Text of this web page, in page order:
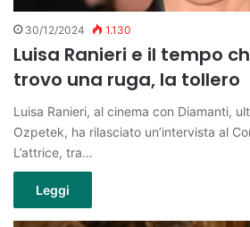
30/12/2024 1.130
Luisa Ranieri e il tempo
trovo una ruga, la tollero
Luisa Ranieri, al cinema con Diamanti,
Ozpetek, ha rilasciato un’intervista al
L’attrice, tra…
Leggi